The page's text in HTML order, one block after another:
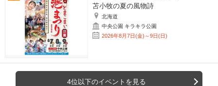
苫小牧の夏の風物詩
北海道
中央公園 キラキラ公園
2026年8月7日(金)～9日(日)
4位以下のイベントを見る